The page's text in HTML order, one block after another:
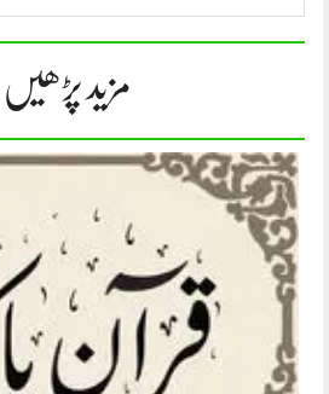
مزید پڑھیں